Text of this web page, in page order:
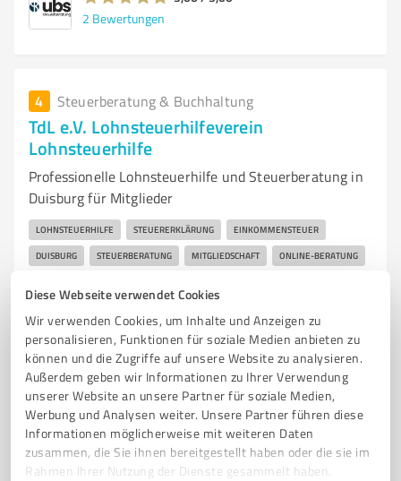
Diese Webseite verwendet Cookies
Wir verwenden Cookies, um Inhalte und Anzeigen zu
personalisieren, Funktionen für soziale Medien anbieten zu
können und die Zugriffe auf unsere Website zu analysieren.
Außerdem geben wir Informationen zu Ihrer Verwendung
unserer Website an unsere Partner für soziale Medien,
Werbung und Analysen weiter. Unsere Partner führen diese
Informationen möglicherweise mit weiteren Daten
zusammen, die Sie ihnen bereitgestellt haben oder die sie im
Rahmen Ihrer Nutzung der Dienste gesammelt haben.
2 Bewertungen
4 Steuerberatung & Buchhaltung
TdL e.V. Lohnsteuerhilfeverein
Lohnsteuerhilfe
Professionelle Lohnsteuerhilfe und Steuerberatung in
Duisburg für Mitglieder
LOHNSTEUERHILFE STEUERERKLÄRUNG EINKOMMENSTEUER
DUISBURG STEUERBERATUNG MITGLIEDSCHAFT ONLINE-BERATUNG
Weseler Str. 128, 47169 Duisburg
info@tdl-ev.de tdl-ev.de/
4,40 / 5,00
5 Bewertungen (1 Quelle)